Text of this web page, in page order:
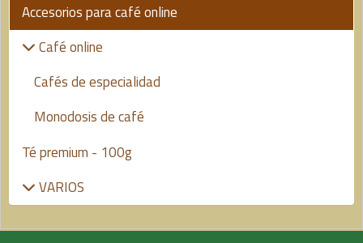
Accesorios para café online
Café online
Cafés de especialidad
Monodosis de café
Té premium - 100g
VARIOS